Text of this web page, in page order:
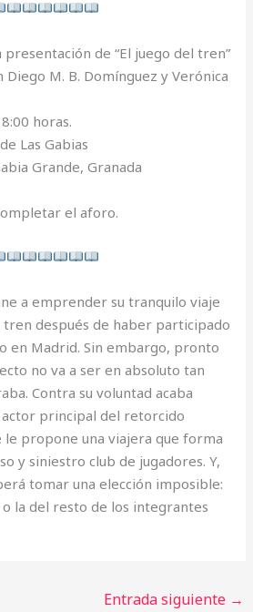
de “El juego del tren”
Diego M. B. Domínguez y Verónica
horas.
Las Gabias
Grande, Granada
el aforo.
a emprender su tranquilo viaje
tren después de haber participado
en Madrid. Sin embargo, pronto
no va a ser en absoluto tan
Contra su voluntad acaba
principal del retorcido
propone una viajera que forma
y siniestro club de jugadores. Y,
tomar una elección imposible:
la del resto de los integrantes
Entrada siguiente →